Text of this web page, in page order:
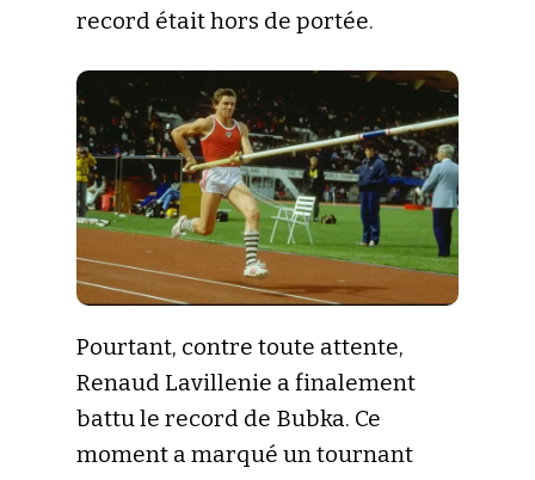
record était hors de portée.
Pourtant, contre toute attente,
Renaud Lavillenie a finalement
battu le record de Bubka. Ce
moment a marqué un tournant